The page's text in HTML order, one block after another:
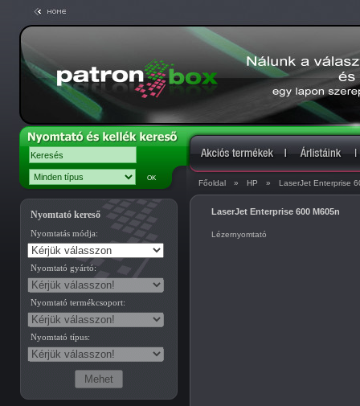
Főoldal » HP » LaserJet Enterprise
Nyomtató kereső
Nyomtatás módja:
Nyomtató gyártó:
Nyomtató termékcsoport:
Nyomtató típus:
LaserJet Enterprise 600 M605n
Lézernyomtató